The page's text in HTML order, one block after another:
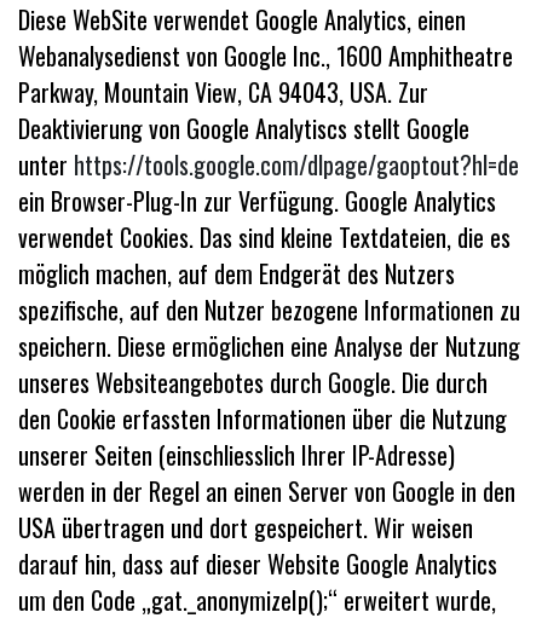
Diese WebSite verwendet Google Analytics, einen
Webanalysedienst von Google Inc., 1600 Amphitheatre
Parkway, Mountain View, CA 94043, USA. Zur
Deaktivierung von Google Analytiscs stellt Google
unter https://tools.google.com/dlpage/gaoptout?hl=de
ein Browser-Plug-In zur Verfügung. Google Analytics
verwendet Cookies. Das sind kleine Textdateien, die es
möglich machen, auf dem Endgerät des Nutzers
spezifische, auf den Nutzer bezogene Informationen zu
speichern. Diese ermöglichen eine Analyse der Nutzung
unseres Websiteangebotes durch Google. Die durch
den Cookie erfassten Informationen über die Nutzung
unserer Seiten (einschliesslich Ihrer IP-Adresse)
werden in der Regel an einen Server von Google in den
USA übertragen und dort gespeichert. Wir weisen
darauf hin, dass auf dieser Website Google Analytics
um den Code „gat._anonymizeIp();“ erweitert wurde,